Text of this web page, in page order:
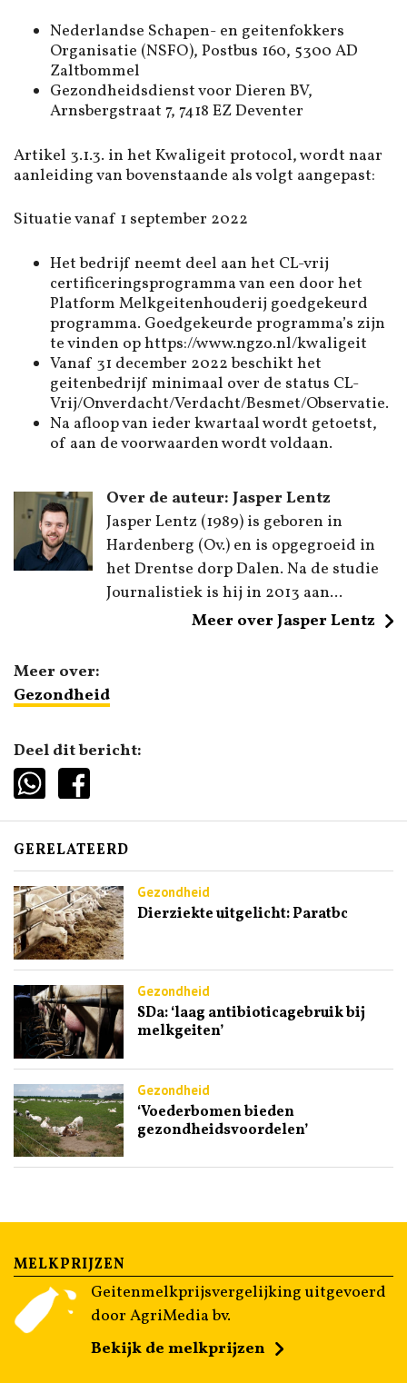
Nederlandse Schapen- en geitenfokkers
Organisatie (NSFO), Postbus 160, 5300 AD
Zaltbommel
Gezondheidsdienst voor Dieren BV,
Arnsbergstraat 7, 7418 EZ Deventer
Artikel 3.1.3. in het Kwaligeit protocol, wordt naar
aanleiding van bovenstaande als volgt aangepast:
Situatie vanaf 1 september 2022
Het bedrijf neemt deel aan het CL-vrij
certificeringsprogramma van een door het
Platform Melkgeitenhouderij goedgekeurd
programma. Goedgekeurde programma’s zijn
te vinden op https://www.ngzo.nl/kwaligeit
Vanaf 31 december 2022 beschikt het
geitenbedrijf minimaal over de status CL-
Vrij/Onverdacht/Verdacht/Besmet/Observatie.
Na afloop van ieder kwartaal wordt getoetst,
of aan de voorwaarden wordt voldaan.
Over de auteur: Jasper Lentz
Jasper Lentz (1989) is geboren in
Hardenberg (Ov.) en is opgegroeid in
het Drentse dorp Dalen. Na de studie
Journalistiek is hij in 2013 aan...
Meer over Jasper Lentz
Meer over:
Gezondheid
Deel dit bericht:
GERELATEERD
Gezondheid
Dierziekte uitgelicht: Paratbc
Gezondheid
SDa: ‘laag antibioticagebruik bij
melkgeiten’
Gezondheid
‘Voederbomen bieden
gezondheidsvoordelen’
MELKPRIJZEN
Geitenmelkprijsvergelijking uitgevoerd
door AgriMedia bv.
Bekijk de melkprijzen